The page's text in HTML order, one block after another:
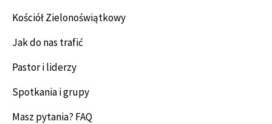
Kościół Zielonoświątkowy
Jak do nas trafić
Pastor i liderzy
Spotkania i grupy
Masz pytania? FAQ